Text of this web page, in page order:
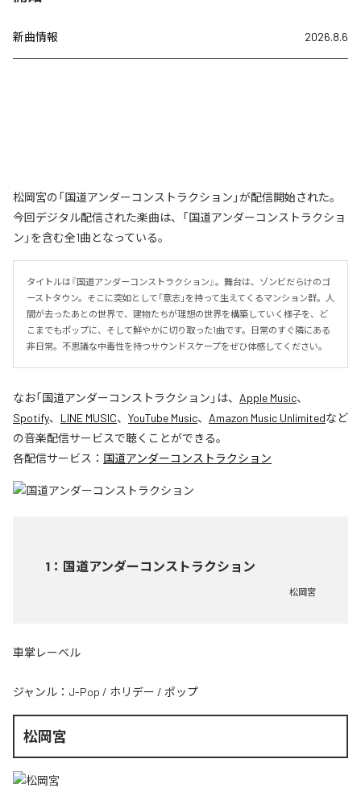
新曲情報 2026.8.6
松岡宮の「国道アンダーコンストラクション」が配信開始された。
今回デジタル配信された楽曲は、「国道アンダーコンストラクショ
ン」を含む全1曲となっている。
タイトルは『国道アンダーコンストラクション』。舞台は、ゾンビだらけのゴ
ーストタウン。そこに突如として「意志」を持って生えてくるマンション群。人
間が去ったあとの世界で、建物たちが理想の世界を構築していく様子を、ど
こまでもポップに、そして鮮やかに切り取った1曲です。日常のすぐ隣にある
非日常。不思議な中毒性を持つサウンドスケープをぜひ体感してください。
なお「国道アンダーコンストラクション 」は、 Apple Music、
Spotify、 LINE MUSIC、 YouTube Music、 Amazon Music Unlimitedなど
の音楽配信サービスで聴くことができる。
各配信サービス： 国道アンダーコンストラクション
1 ： 国道アンダーコンストラクション
松岡宮
車掌レーベル
ジャンル： J-Pop / ホリデー / ポップ
松岡宮